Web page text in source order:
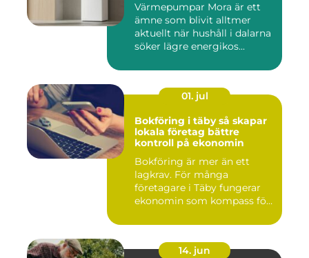
Värmepumpar Mora är ett
ämne som blivit alltmer
aktuellt när hushåll i dalarna
söker lägre energikos...
01. jul
Bokföring i täby så skapar
lokala företag bättre
kontroll på ekonomin
Bokföring är mer än ett
lagkrav. För många
företagare i Täby fungerar
ekonomin som kompass för
14. jun